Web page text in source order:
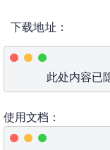
下载地址：
此处内容已
使用文档：